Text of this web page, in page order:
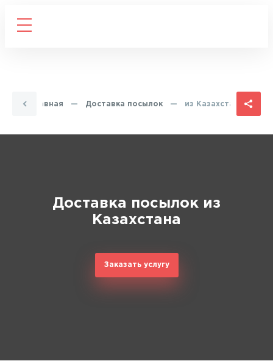
Главная — Доставка посылок — из Казахстана
Доставка посылок из
Казахстана
Заказать услугу